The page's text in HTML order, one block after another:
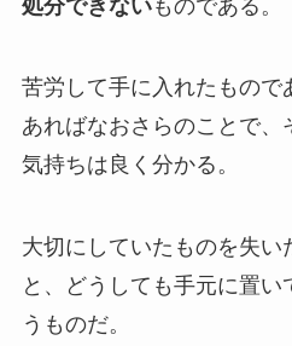
処分できないものである。
苦労して手に入れたもので
あればなおさらのことで、
気持ちは良く分かる。
大切にしていたものを失い
と、どうしても手元に置い
うものだ。